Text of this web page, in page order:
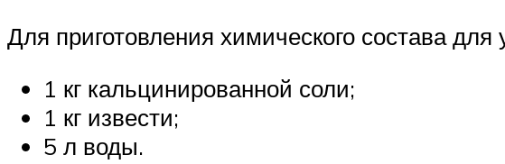
Для приготовления химического состава для
1 кг кальцинированной соли;
1 кг извести;
5 л воды.